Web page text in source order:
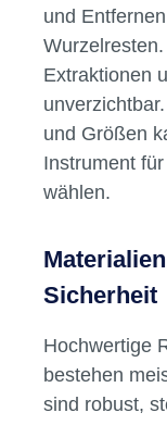
und
Extraktionen
und Größen
Instrument
wählen.
Sicherheit
Hochwertige
bestehen
sind robust,